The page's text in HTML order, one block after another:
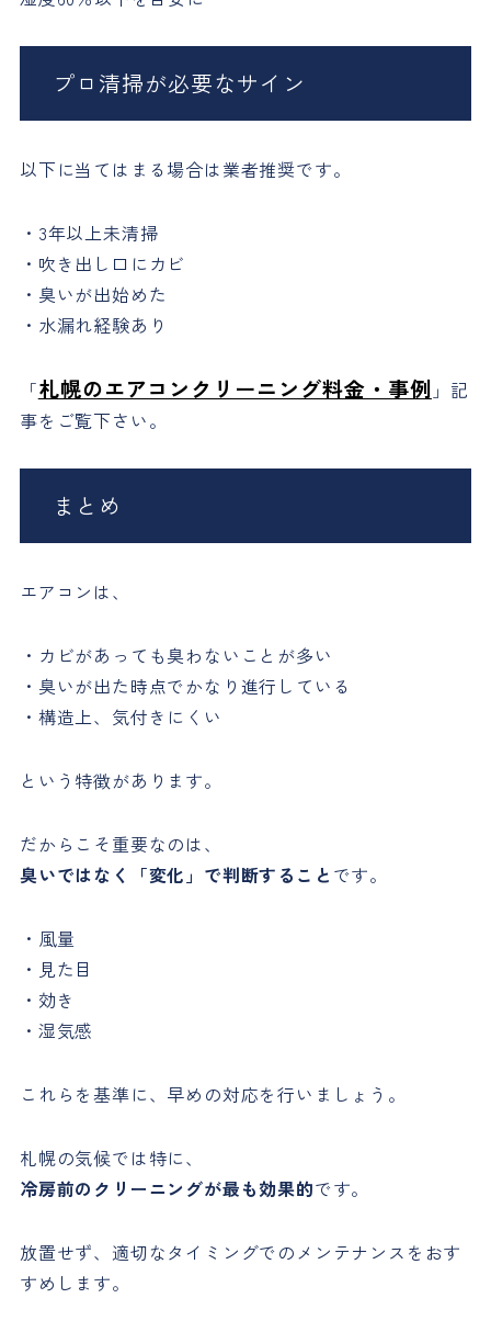
プロ清掃が必要なサイン
以下に当てはまる場合は業者推奨です。
・3年以上未清掃
・吹き出し口にカビ
・臭いが出始めた
・水漏れ経験あり
「札幌のエアコンクリーニング料金・事例 」記
事をご覧下さい。
まとめ
エアコンは、
・カビがあっても臭わないことが多い
・臭いが出た時点でかなり進行している
・構造上、気付きにくい
という特徴があります。
だからこそ重要なのは、
臭いではなく「変化」で判断すること です。
・風量
・見た目
・効き
・湿気感
これらを基準に、早めの対応を行いましょう。
札幌の気候では特に、
冷房前のクリーニングが最も効果的です。
放置せず、適切なタイミングでのメンテナンスをおす
すめします。